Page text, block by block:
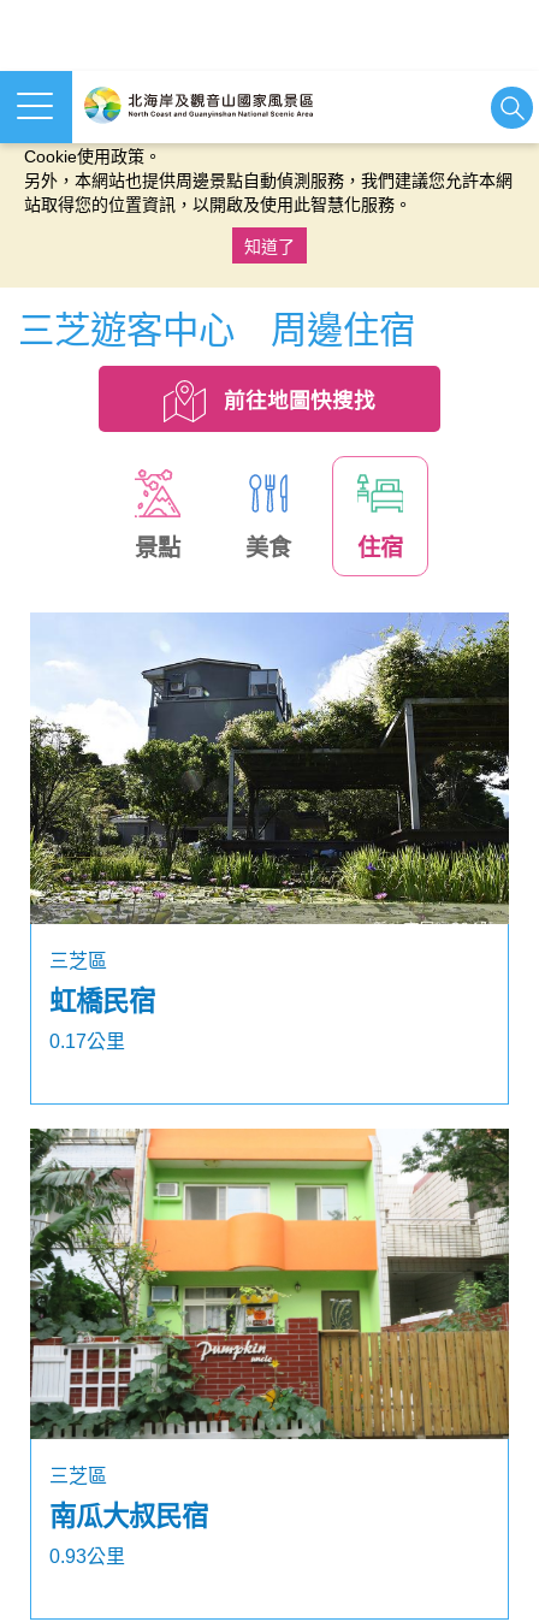
本網站使用cookies等相關技術以持續優化網站服務，並有助於為
Cookie使用政策。
另外，本網站也提供周邊景點自動偵測服務，我們建議您允許本網
站取得您的位置資訊，以開啟及使用此智慧化服務。
知道了
三芝遊客中心 周邊住宿
前往地圖快搜找
景點 美食 住宿
三芝區
虹橋民宿
0.17公里
三芝區
南瓜大叔民宿
0.93公里